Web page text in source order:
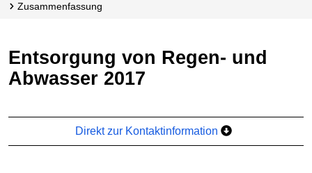
Zusammen­fassung
Entsorgung von Regen- und
Abwasser 2017
Direkt zur Kontaktinformation